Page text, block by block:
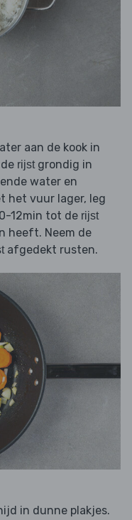
aan de kook in
rijst grondig in
water en
het vuur lager, leg
12min tot de rijst
heeft. Neem de
afgedekt rusten.
in dunne plakjes.